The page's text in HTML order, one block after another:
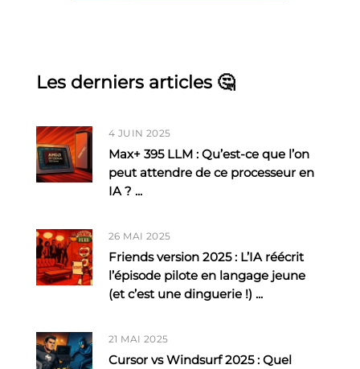
Les derniers articles 🤔
4 JUIN 2025
Max+ 395 LLM : Qu’est-ce que l’on
peut attendre de ce processeur en
IA ? ...
26 MAI 2025
Friends version 2025 : L’IA réécrit
l’épisode pilote en langage jeune
(et c’est une dinguerie !) ...
21 MAI 2025
Cursor vs Windsurf 2025 : Quel